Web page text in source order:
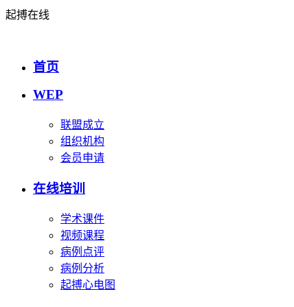
起搏在线
首页
WEP
联盟成立
组织机构
会员申请
在线培训
学术课件
视频课程
病例点评
病例分析
起搏心电图